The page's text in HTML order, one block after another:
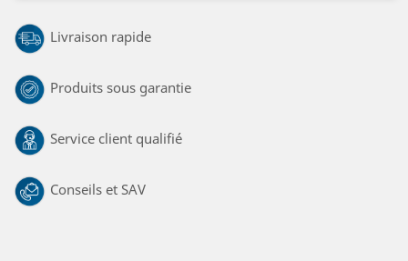
Livraison rapide
Produits sous garantie
Service client qualifié
Conseils et SAV